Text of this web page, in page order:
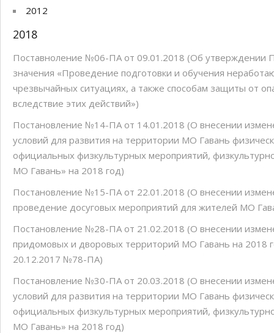
2012
2018
Поставноление №06-ПА от 09.01.2018 (Об утверждении
значения «Проведение подготовки и обучения
чрезвычайных ситуациях, а также способам защиты от
вследствие этих действий»)
Постановление №14-ПА от 14.01.2018 (О внесении
условий для развития на территории МО Гавань
официальных физкультурных мероприятий,
МО Гавань» на 2018 год)
Постановление №15-ПА от 22.01.2018 (О внесении
проведение досуговых мероприятий для жителей МО
Постановление №28-ПА от 21.02.2018 (О внесении
придомовых и дворовых территорий МО Гавань на
20.12.2017 №78-ПА)
Постановление №30-ПА от 20.03.2018 (О внесении
условий для развития на территории МО Гавань
официальных физкультурных мероприятий,
МО Гавань» на 2018 год)